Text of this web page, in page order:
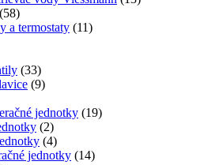
(58)
a termostaty (11)
(33)
(9)
jednotky (19)
(2)
(4)
jednotky (14)